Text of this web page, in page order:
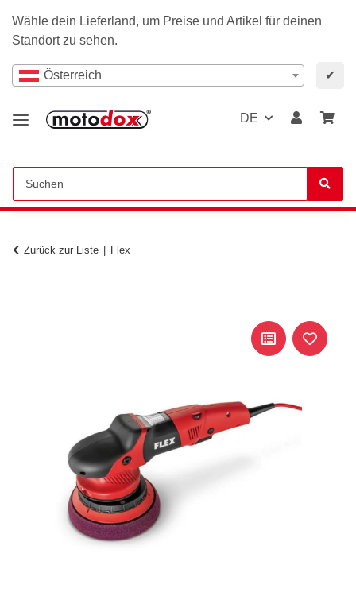
Wähle dein Lieferland, um Preise und Artikel für deinen
Standort zu sehen.
Österreich ✔
DE
Zurück zur Liste Flex